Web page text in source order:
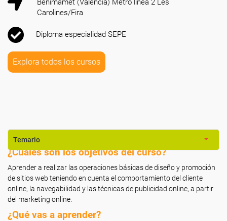
Carolines/Fira
Diploma especialidad SEPE
Explora todos los cursos
Temario
¿Cuáles son los objetivos del curso?
Aprender a realizar las operaciones básicas de diseño y promoción
de sitios web teniendo en cuenta el comportamiento del cliente
online, la navegabilidad y las técnicas de publicidad online, a partir
del marketing online.
¿Qué vas a aprender?